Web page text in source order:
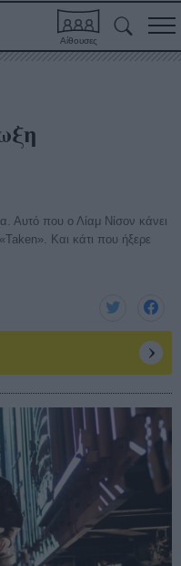
Αίθουσες
Αυτό που ο Λίαμ Νίσον κάνει
Και κάτι που ήξερε